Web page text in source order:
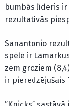
bumbās līderis ir
rezultatīvās
Sanantonio
spēlē ir
zem groziem
ir pieredzējušais